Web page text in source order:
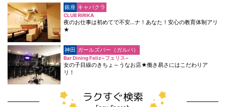
銀座 キャバクラ
CLUB RIRIKA
夜のお仕事は初めてで不安…ナ！あなた！安心の教育体制アリ
★
神田 ガールズバー（ガルバ）
Bar Dining Feliz~フェリス~
女の子目線のきちょ～うなお店★働き易さにはこだわりア
リ！
ラクすぐ検索